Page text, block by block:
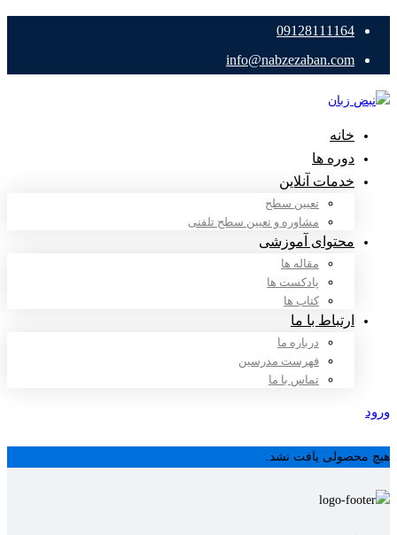
09128111164
info@nabzezaban.com
خانه
دوره ها
خدمات آنلاین
تعیین سطح
مشاوره و تعیین سطح تلفنی
محتوای آموزشی
مقاله ها
پادکست ها
کتاب ها
ارتباط با ما
درباره ما
فهرست مدرسین
تماس با ما
ورود
هیچ محصولی یافت نشد.